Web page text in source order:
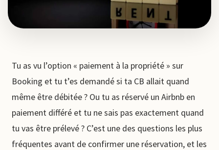
Tu as vu l’option « paiement à la propriété » sur
Booking et tu t’es demandé si ta CB allait quand
même être débitée ? Ou tu as réservé un Airbnb en
paiement différé et tu ne sais pas exactement quand
tu vas être prélevé ? C’est une des questions les plus
fréquentes avant de confirmer une réservation, et les